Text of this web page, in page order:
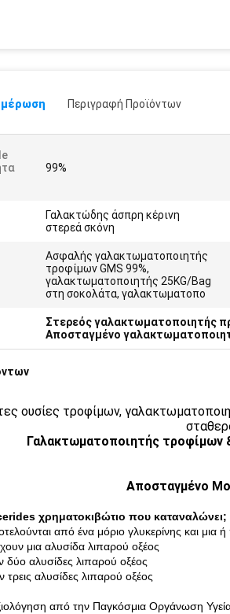
Περιγραφή Προϊόντων
99%
Γαλακτώδης άσπρη κέρινη
στερεά σκόνη
Ασφαλής γαλακτωματοποιητής
τροφίμων GMS 99%,
γαλακτωματοποιητής 25KG/Bag
στη σοκολάτα, γαλακτωματοπο
Στερεός γαλακτωματοποιητής
Αποσταγμένο
ουσίες τροφίμων,
Γαλακτωματοποιητής
Αποσταγμένο
χρηματοκιβώτιο που καταναλώνει;
από ένα μόριο γλυκερίνης και μια
μια αλυσίδα λιπαρού οξέος
δύο αλυσίδες λιπαρού οξέος
αλυσίδες λιπαρού οξέος
από την Παγκόσμια Οργάνωση